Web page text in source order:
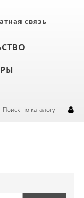
связь
Поиск по каталогу